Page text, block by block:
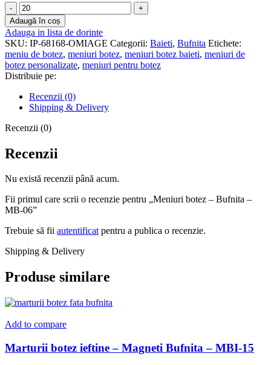
Cantitate
Meniuri
botez
-
Bufnita
-
MB-
06
Adaugă în coș
Adauga in lista de dorinte
SKU: IP-68168-OMIAGE Categorii: Baieti, Bufnita Etichete:
meniu de botez, meniuri botez, meniuri botez baieti, meniuri de
botez personalizate, meniuri pentru botez
Distribuie pe:
Recenzii (0)
Shipping & Delivery
Recenzii (0)
Recenzii
Nu există recenzii până acum.
Fii primul care scrii o recenzie pentru „Meniuri botez – Bufnita –
MB-06”
Trebuie să fii autentificatpentru a publica o recenzie.
Shipping & Delivery
Produse similare
Add to compare
Marturii botez ieftine – Magneti Bufnita – MBI-15